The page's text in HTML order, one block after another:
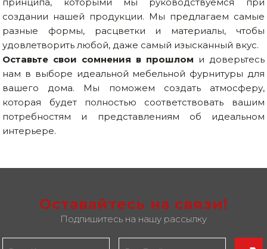
создании нашей продукции. Мы предлагаем самые
разные формы, расцветки и материалы, чтобы
удовлетворить любой, даже самый изысканный вкус.
Оставьте свои сомнения в прошлом и доверьтесь
нам в выборе идеальной мебельной фурнитуры для
вашего дома. Мы поможем создать атмосферу,
которая будет полностью соответствовать вашим
потребностям и представлениям об идеальном
интерьере.
Оставайтесь на связи!
Подпишитесь на нашу рассылку